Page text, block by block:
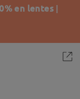
en lentes |